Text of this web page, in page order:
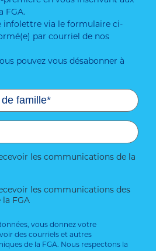
FGA.
infolettre via le formulaire ci-
par courriel de nos
pouvez vous désabonner à
les communications de la
les communications des
la FGA
vous donnez votre
des courriels et autres
de la FGA. Nous respectons la